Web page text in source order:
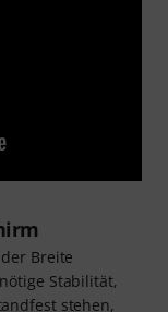
Breite
Stabilität,
stehen,